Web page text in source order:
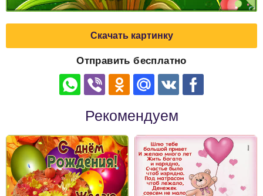
Скачать картинку
Отправить бесплатно
Рекомендуем